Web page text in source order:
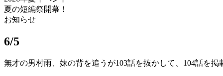
夏の短編祭開幕！
お知らせ
6/5
無才の男村雨、妹の背を追うが103話を抜かして、104話を